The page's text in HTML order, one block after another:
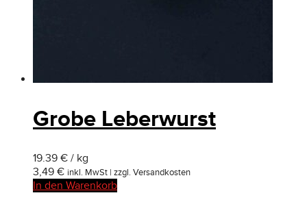
Grobe Leberwurst
19.39 € / kg
3,49 € inkl. MwSt | zzgl. Versandkosten
In den Warenkorb